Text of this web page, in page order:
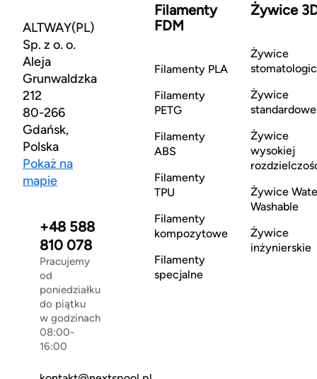
ALTWAY(PL)
Sp. z o. o.
Aleja
Grunwaldzka
212
80-266
Gdańsk,
Polska
Pokaż na
mapie
+48 588
810 078
Pracujemy
od
poniedziałku
do piątku
w godzinach
08:00-
16:00
Filamenty
FDM
Filamenty PLA
Filamenty
PETG
Filamenty
ABS
Filamenty
TPU
Filamenty
kompozytowe
Filamenty
specjalne
Żywice
Żywice
Żywice
standardowe
Żywice
wysokiej
Żywice
Washable
Żywice
inżynierskie